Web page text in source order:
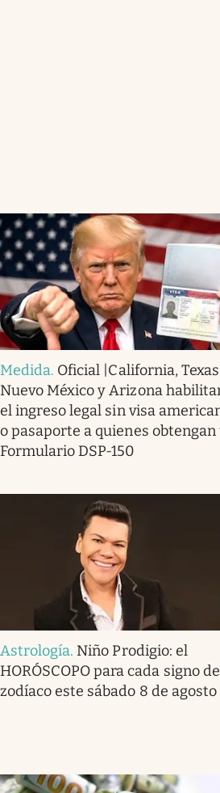
Medida. Oficial |California,
Nuevo México y Arizona
el ingreso legal sin visa
o pasaporte a quienes obtengan
Formulario DSP-150
Astrología. Niño Prodigio: el
HORÓSCOPO para cada signo
zodíaco este sábado 8 de agosto